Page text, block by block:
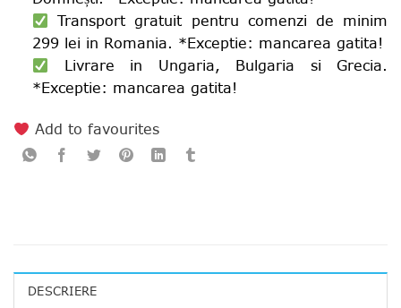
Transport gratuit pentru comenzi de minim
299 lei in Romania. *Exceptie: mancarea gatita!
Livrare in Ungaria, Bulgaria si Grecia.
*Exceptie: mancarea gatita!
Add to favourites
DESCRIERE